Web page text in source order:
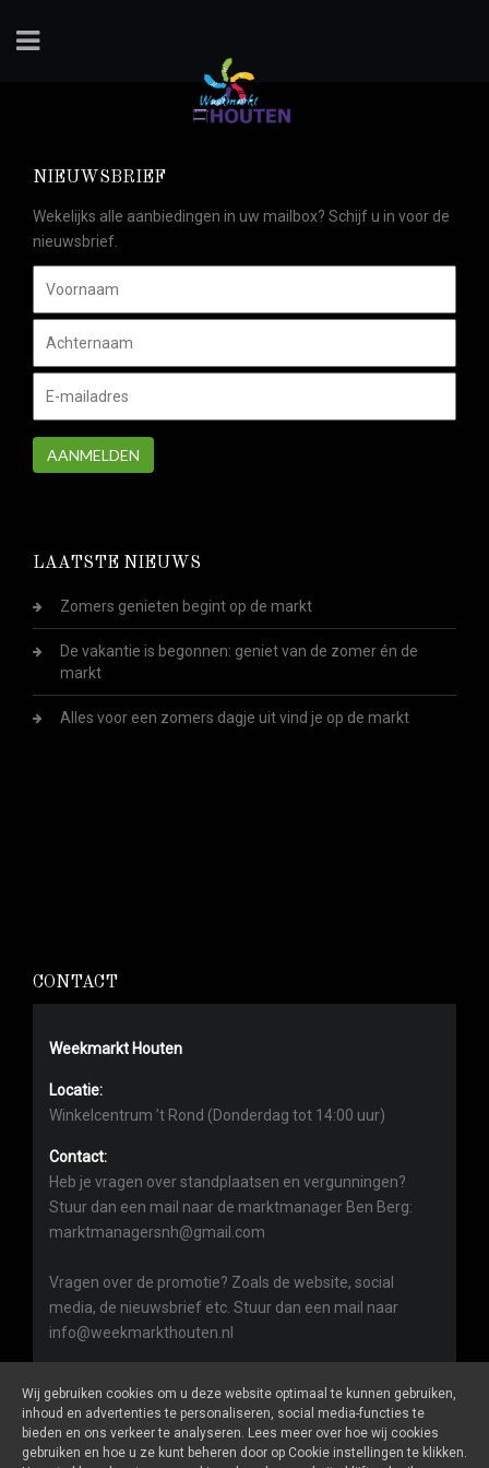
NIEUWSBRIEF
Wekelijks alle aanbiedingen in uw mailbox? Schijf u in voor de
nieuwsbrief.
AANMELDEN
LAATSTE NIEUWS
Zomers genieten begint op de markt
De vakantie is begonnen: geniet van de zomer én de
markt
Alles voor een zomers dagje uit vind je op de markt
CONTACT
Weekmarkt Houten
Locatie:
Winkelcentrum ’t Rond (Donderdag tot 14:00 uur)
Contact:
Heb je vragen over standplaatsen en vergunningen?
Stuur dan een mail naar de marktmanager Ben Berg:
marktmanagersnh@gmail.com
Vragen over de promotie? Zoals de website, social
media, de nieuwsbrief etc. Stuur dan een mail naar
info@weekmarkthouten.nl
Wij gebruiken cookies om u deze website optimaal te kunnen gebruiken,
inhoud en advertenties te personaliseren, social media-functies te
bieden en ons verkeer te analyseren. Lees meer over hoe wij cookies
gebruiken en hoe u ze kunt beheren door op Cookie instellingen te klikken.